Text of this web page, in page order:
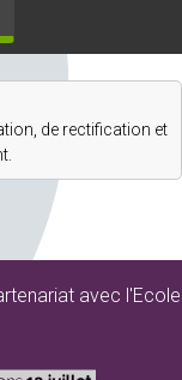
de rectification et
avec l'Ecole